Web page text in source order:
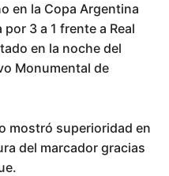
en la Copa Argentina
3 a 1 frente a Real
en la noche del
Monumental de
mostró superioridad en
del marcador gracias